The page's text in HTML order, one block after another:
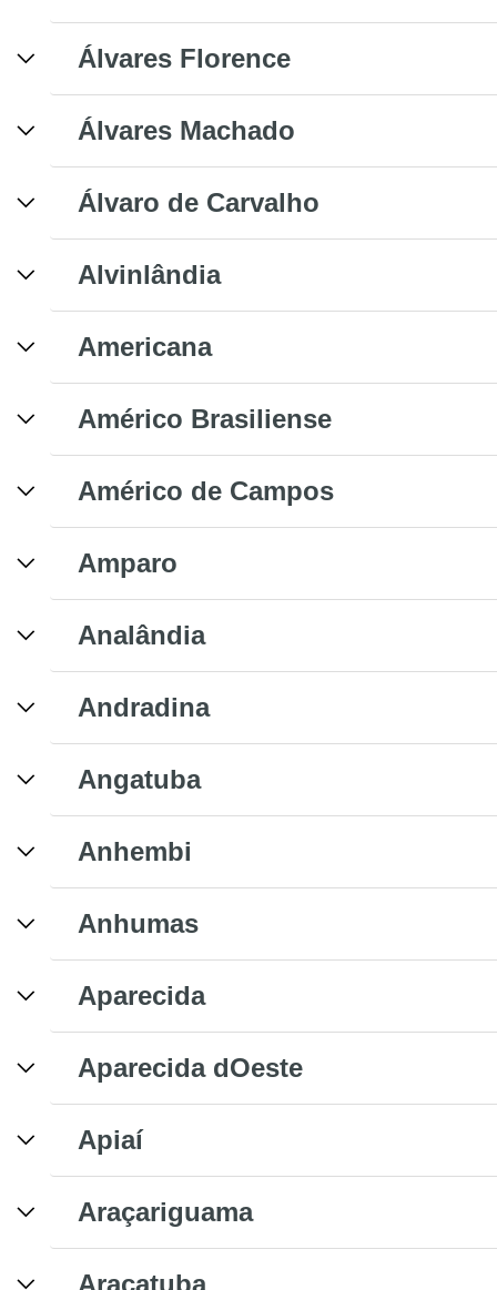
Álvares Florence
Álvares Machado
Álvaro de Carvalho
Alvinlândia
Americana
Américo Brasiliense
Américo de Campos
Amparo
Analândia
Andradina
Angatuba
Anhembi
Anhumas
Aparecida
Aparecida dOeste
Apiaí
Araçariguama
Araçatuba